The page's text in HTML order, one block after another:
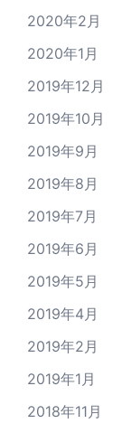
2020年2月
2020年1月
2019年12月
2019年10月
2019年9月
2019年8月
2019年7月
2019年6月
2019年5月
2019年4月
2019年2月
2019年1月
2018年11月